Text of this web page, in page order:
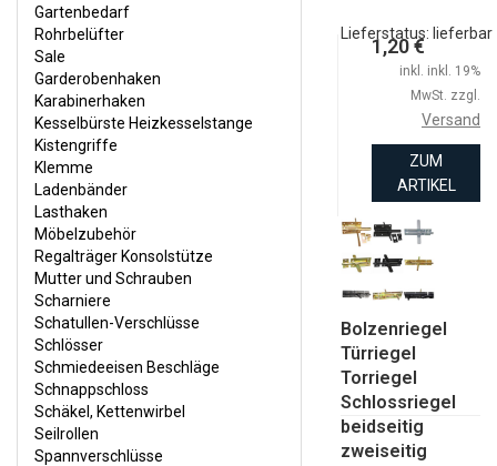
REGALTRÄGER KONSOLSTÜTZE
SCHATULLEN-VERSCHLÜSSE
SCHLÖSSER
SCHMIEDEEISEN BESCHLÄGE
SCHNAPPSCHLOSS
SCHÄKEL, KETTENWIRBEL
SEILROLLEN
SPANNVERSCHLÜSSE
STURMHAKEN
TORSCHARNIERE
Gartenbedarf
Rohrbelüfter
Sale
Garderobenhaken
Karabinerhaken
Kesselbürste Heizkesselstange
Kistengriffe
Klemme
Ladenbänder
Lasthaken
Möbelzubehör
Regalträger Konsolstütze
Mutter und Schrauben
Scharniere
Schatullen-Verschlüsse
Schlösser
Schmiedeeisen Beschläge
Schnappschloss
Schäkel, Kettenwirbel
Seilrollen
Spannverschlüsse
Lieferstatus: lieferbar
1,20 €
inkl. inkl. 19%
MwSt. zzgl.
Versand
ZUM
ARTIKEL
Bolzenriegel
Türriegel
Torriegel
Schlossriegel
beidseitig
zweiseitig